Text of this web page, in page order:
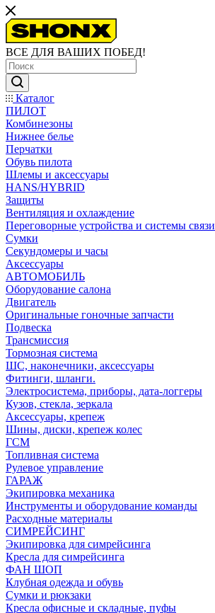
ВСЕ ДЛЯ ВАШИХ ПОБЕД!
Каталог
ПИЛОТ
Комбинезоны
Нижнее белье
Перчатки
Обувь пилота
Шлемы и аксессуары
HANS/HYBRID
Защиты
Вентиляция и охлаждение
Переговорные устройства и системы связи
Сумки
Секундомеры и часы
Аксессуары
АВТОМОБИЛЬ
Оборудование салона
Двигатель
Оригинальные гоночные запчасти
Подвеска
Трансмиссия
Тормозная система
ШС, наконечники, аксессуары
Фитинги, шланги.
Электросистема, приборы, дата-логгеры
Кузов, стекла, зеркала
Аксессуары, крепеж
Шины, диски, крепеж колес
ГСМ
Топливная система
Рулевое управление
ГАРАЖ
Экипировка механика
Инструменты и оборудование команды
Расходные материалы
СИМРЕЙСИНГ
Экипировка для симрейсинга
Кресла для симрейсинга
ФАН ШОП
Клубная одежда и обувь
Сумки и рюкзаки
Кресла офисные и складные, пуфы